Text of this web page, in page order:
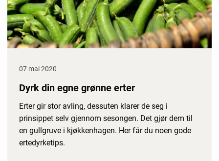
07 mai 2020
Dyrk din egne grønne erter
Erter gir stor avling, dessuten klarer de seg i
prinsippet selv gjennom sesongen. Det gjør dem til
en gullgruve i kjøkkenhagen. Her får du noen gode
ertedyrketips.